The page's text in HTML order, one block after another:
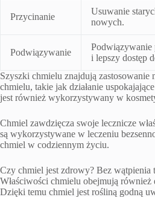
Przycinanie
Usuwanie
nowych.
Podwiązywanie
Podwiązywanie
i lepszy dostęp
Szyszki chmielu znajdują
chmielu, takie jak działanie
jest również wykorzystywany w
Chmiel zawdzięcza swoje lecznicze
są wykorzystywane w leczeniu
chmiel w codziennym życiu.
Czy chmiel jest zdrowy? Bez
Właściwości chmielu obejmują
Dzięki temu chmiel jest rośliną godną